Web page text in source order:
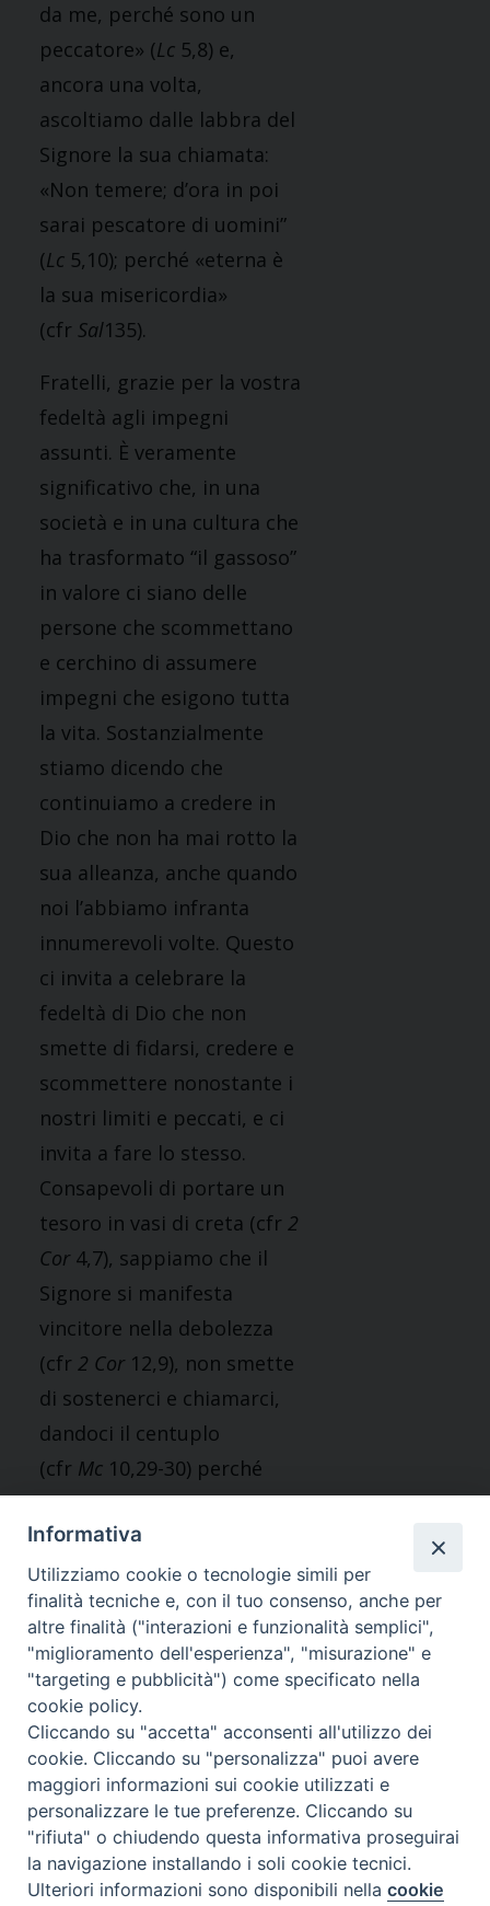
da me, perché sono un
peccatore» (Lc 5,8) e,
ancora una volta,
ascoltiamo dalle labbra del
Signore la sua chiamata:
«Non temere; d’ora in poi
sarai pescatore di uomini”
(Lc 5,10); perché «eterna è
la sua misericordia»
(cfr Sal135).
Fratelli, grazie per la vostra
fedeltà agli impegni
assunti. È veramente
significativo che, in una
società e in una cultura che
ha trasformato “il gassoso”
in valore ci siano delle
persone che scommettano
e cerchino di assumere
impegni che esigono tutta
la vita. Sostanzialmente
stiamo dicendo che
continuiamo a credere in
Dio che non ha mai rotto la
sua alleanza, anche quando
noi l’abbiamo infranta
innumerevoli volte. Questo
ci invita a celebrare la
fedeltà di Dio che non
smette di fidarsi, credere e
scommettere nonostante i
nostri limiti e peccati, e ci
invita a fare lo stesso.
Consapevoli di portare un
tesoro in vasi di creta (cfr 2
Cor 4,7), sappiamo che il
Signore si manifesta
vincitore nella debolezza
(cfr 2 Cor 12,9), non smette
di sostenerci e chiamarci,
dandoci il centuplo
(cfr Mc 10,29-30) perché
«eterna è la sua
misericordia».
Grazie per la gioia con cui
avete saputo donare la
vostra vita, mostrando un
cuore che nel corso degli
anni ha combattuto e
lottato per non diventare
angusto ed amaro ed
essere, al contrario,
quotidianamente allargato
Preferenze Cookie
Informativa
Utilizziamo cookie o tecnologie simili per
finalità tecniche e, con il tuo consenso, anche per
altre finalità ("interazioni e funzionalità semplici",
"miglioramento dell'esperienza", "misurazione" e
"targeting e pubblicità") come specificato nella
cookie policy.
Cliccando su "accetta" acconsenti all'utilizzo dei
cookie. Cliccando su "personalizza" puoi avere
maggiori informazioni sui cookie utilizzati e
personalizzare le tue preferenze. Cliccando su
"rifiuta" o chiudendo questa informativa proseguirai
la navigazione installando i soli cookie tecnici.
Ulteriori informazioni sono disponibili nellacookie